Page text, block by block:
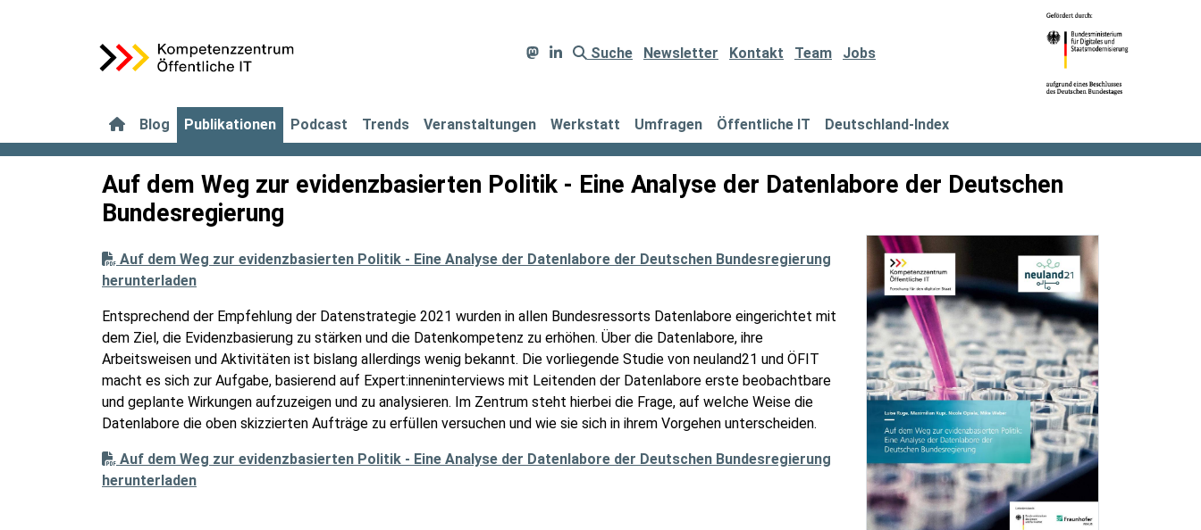
Suche Newsletter Kontakt Team Jobs
Blog Publikationen Podcast Trends Veranstaltungen Werkstatt Umfragen Öffentliche IT Deutschland-Index
Auf dem Weg zur evidenzbasierten Politik - Eine Analyse der Datenlabore der Deutschen
Bundesregierung
Auf dem Weg zur evidenzbasierten Politik - Eine Analyse der Datenlabore der Deutschen Bundesregierung
herunterladen
Entsprechend der Empfehlung der Datenstrategie 2021 wurden in allen Bundesressorts Datenlabore eingerichtet mit
dem Ziel, die Evidenzbasierung zu stärken und die Datenkompetenz zu erhöhen. Über die Datenlabore, ihre
Arbeitsweisen und Aktivitäten ist bislang allerdings wenig bekannt. Die vorliegende Studie von neuland21 und ÖFIT
macht es sich zur Aufgabe, basierend auf Expert:inneninterviews mit Leitenden der Datenlabore erste beobachtbare
und geplante Wirkungen aufzuzeigen und zu analysieren. Im Zentrum steht hierbei die Frage, auf welche Weise die
Datenlabore die oben skizzierten Aufträge zu erfüllen versuchen und wie sie sich in ihrem Vorgehen unterscheiden.
Auf dem Weg zur evidenzbasierten Politik - Eine Analyse der Datenlabore der Deutschen Bundesregierung
herunterladen